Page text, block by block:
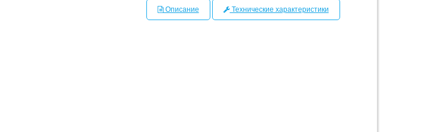
Описание Технические характеристики